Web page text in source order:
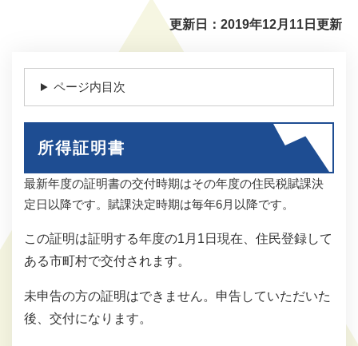
更新日：2019年12月11日更新
ページ内目次
所得証明書
最新年度の証明書の交付時期はその年度の住民税賦課決
定日以降です。賦課決定時期は毎年6月以降です。
この証明は証明する年度の1月1日現在、住民登録して
ある市町村で交付されます。
未申告の方の証明はできません。申告していただいた
後、交付になります。